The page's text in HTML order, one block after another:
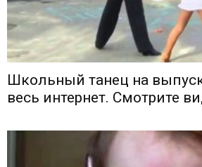
Школьный танец на
весь интернет. Смотрите